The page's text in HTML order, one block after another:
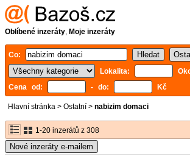
Oblíbené inzeráty, Moje inzeráty
Co:
Lokalita:
Cena od:
- do: Kč
Hlavní stránka > Ostatní > nabizim domaci
1-20 inzerátů z 308
Nové inzeráty e-mailem